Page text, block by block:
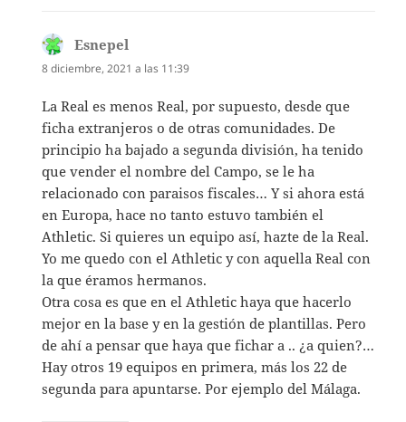
Esnepel
8 diciembre, 2021 a las 11:39
La Real es menos Real, por supuesto, desde que
ficha extranjeros o de otras comunidades. De
principio ha bajado a segunda división, ha tenido
que vender el nombre del Campo, se le ha
relacionado con paraisos fiscales… Y si ahora está
en Europa, hace no tanto estuvo también el
Athletic. Si quieres un equipo así, hazte de la Real.
Yo me quedo con el Athletic y con aquella Real con
la que éramos hermanos.
Otra cosa es que en el Athletic haya que hacerlo
mejor en la base y en la gestión de plantillas. Pero
de ahí a pensar que haya que fichar a .. ¿a quien?…
Hay otros 19 equipos en primera, más los 22 de
segunda para apuntarse. Por ejemplo del Málaga.